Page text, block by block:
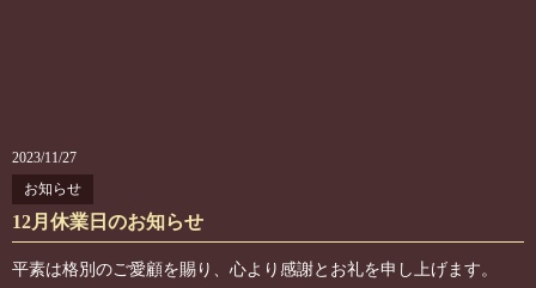
2023/11/27
お知らせ
12月休業日のお知らせ
平素は格別のご愛顧を賜り、心より感謝とお礼を申し上げます。